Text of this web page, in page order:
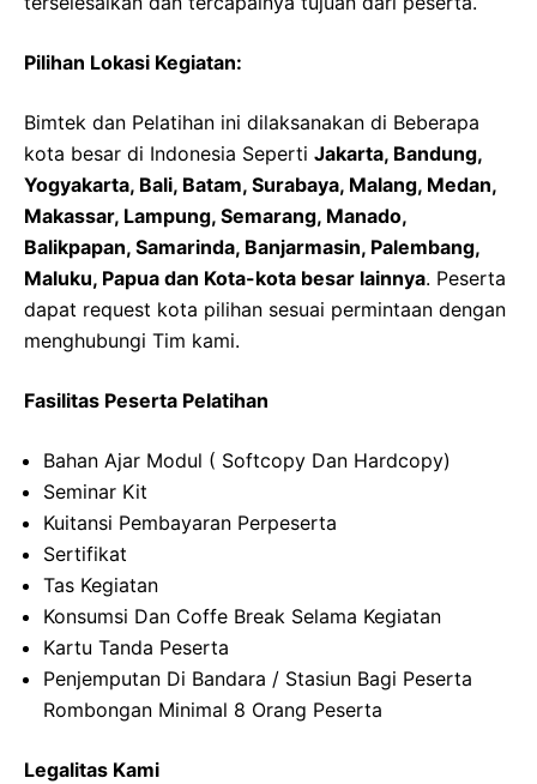
Pilihan Lokasi Kegiatan:
Bimtek dan Pelatihan ini dilaksanakan di Beberapa
kota besar di Indonesia Seperti Jakarta, Bandung,
Yogyakarta, Bali, Batam, Surabaya, Malang, Medan,
Makassar, Lampung, Semarang, Manado,
Balikpapan, Samarinda, Banjarmasin, Palembang,
Maluku, Papua dan Kota-kota besar lainnya. Peserta
dapat request kota pilihan sesuai permintaan dengan
menghubungi Tim kami.
Fasilitas Peserta Pelatihan
Bahan Ajar Modul ( Softcopy Dan Hardcopy)
Seminar Kit
Kuitansi Pembayaran Perpeserta
Sertifikat
Tas Kegiatan
Konsumsi Dan Coffe Break Selama Kegiatan
Kartu Tanda Peserta
Penjemputan Di Bandara / Stasiun Bagi Peserta
Rombongan Minimal 8 Orang Peserta
Legalitas Kami